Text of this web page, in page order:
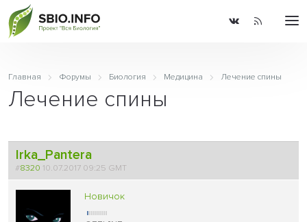
Главная Форумы Биология Медицина Лечение спины
Лечение спины
Irka_Pantera
#8320 10.07.2017 09:25 GMT
Новичок